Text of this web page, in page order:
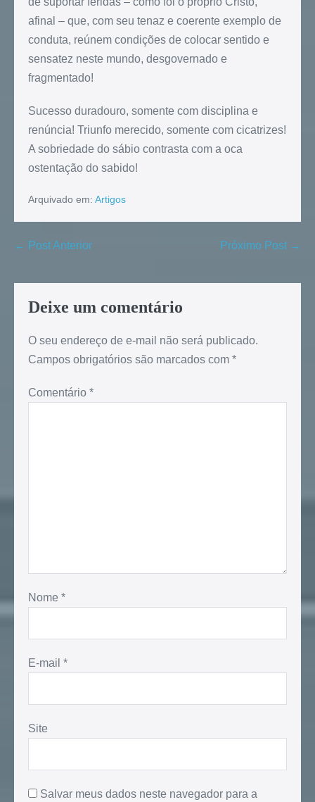
afinal – que, com seu tenaz e coerente exemplo de
conduta, reúnem condições de colocar sentido e
sensatez neste mundo, desgovernado e
fragmentado!
Sucesso duradouro, somente com disciplina e
renúncia! Triunfo merecido, somente com cicatrizes!
A sobriedade do sábio contrasta com a oca
ostentação do sabido!
Arquivado em: Artigos
← Post Anterior Próximo Post →
Deixe um comentário
O seu endereço de e-mail não será publicado.
Campos obrigatórios são marcados com *
Comentário *
Nome *
E-mail *
Site
Salvar meus dados neste navegador para a